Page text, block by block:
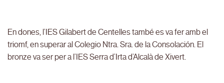
En dones, l’IES Gilabert de Centelles també es va fer amb el
triomf, en superar al Colegio Ntra. Sra. de la Consolación. El
bronze va ser per a l’IES Serra d’Irta d’Alcalà de Xivert.